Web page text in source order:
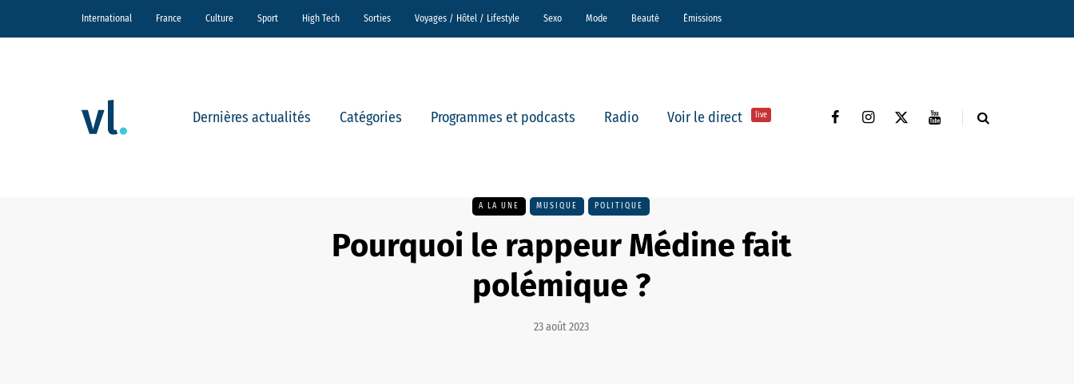
International France Culture Sport High Tech Sorties Voyages / Hôtel / Lifestyle Sexo Mode Beauté Émissions
Dernières actualités Catégories Programmes et podcasts Radio Voir le direct live
A LA UNE MUSIQUE POLITIQUE
Pourquoi le rappeur Médine fait
polémique ?
23 août 2023